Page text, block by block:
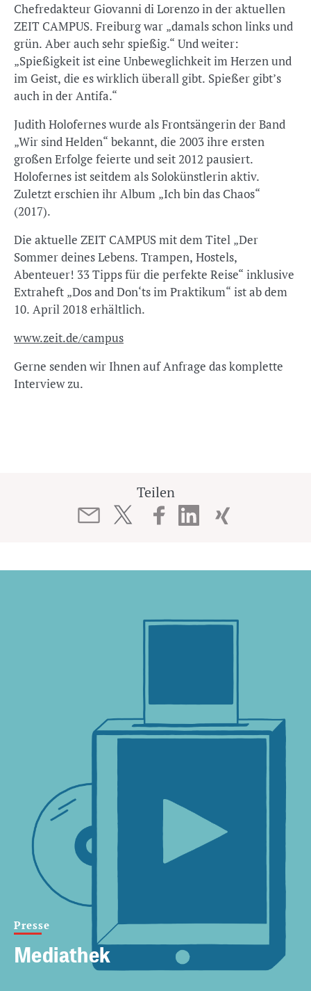
Chefredakteur Giovanni di Lorenzo in der aktuellen
ZEIT CAMPUS. Freiburg war „damals schon links und
grün. Aber auch sehr spießig.“ Und weiter:
„Spießigkeit ist eine Unbeweglichkeit im Herzen und
im Geist, die es wirklich überall gibt. Spießer gibt’s
auch in der Antifa.“
Judith Holofernes wurde als Frontsängerin der Band
„Wir sind Helden“ bekannt, die 2003 ihre ersten
großen Erfolge feierte und seit 2012 pausiert.
Holofernes ist seitdem als Solokünstlerin aktiv.
Zuletzt erschien ihr Album „Ich bin das Chaos“
(2017).
Die aktuelle ZEIT CAMPUS mit dem Titel „Der
Sommer deines Lebens. Trampen, Hostels,
Abenteuer! 33 Tipps für die perfekte Reise“ inklusive
Extraheft „Dos and Don‘ts im Praktikum“ ist ab dem
10. April 2018 erhältlich.
www.zeit.de/campus
Gerne senden wir Ihnen auf Anfrage das komplette
Interview zu.
Teilen
Presse
Mediathek